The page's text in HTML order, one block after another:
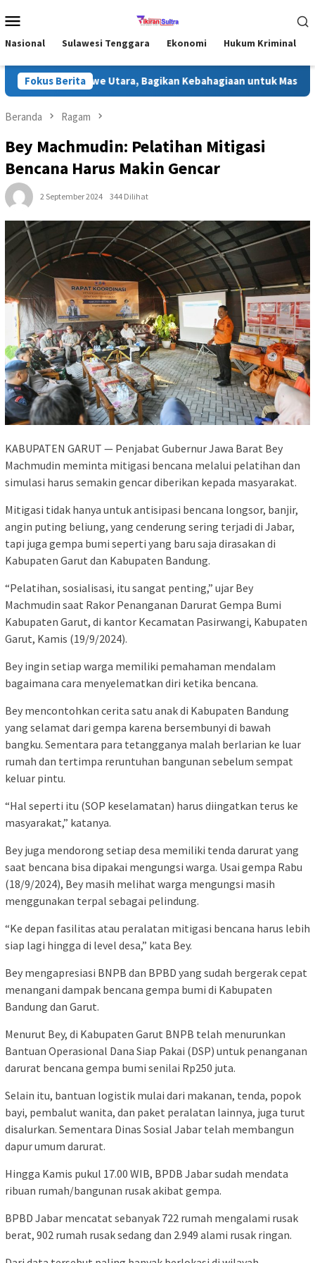
ke
Mobile
Nasional Sulawesi Tenggara Ekonomi Hukum Kriminal
Fokus Berita
di Konawe Utara, Bagikan Kebahagiaan untuk Masyarakat
Beranda Ragam
Bey Machmudin: Pelatihan Mitigasi
Bencana Harus Makin Gencar
2 September 2024 344 Dilihat
KABUPATEN GARUT — Penjabat Gubernur Jawa Barat Bey
Machmudin meminta mitigasi bencana melalui pelatihan dan
simulasi harus semakin gencar diberikan kepada masyarakat.
Mitigasi tidak hanya untuk antisipasi bencana longsor, banjir,
angin puting beliung, yang cenderung sering terjadi di Jabar,
tapi juga gempa bumi seperti yang baru saja dirasakan di
Kabupaten Garut dan Kabupaten Bandung.
“Pelatihan, sosialisasi, itu sangat penting,” ujar Bey
Machmudin saat Rakor Penanganan Darurat Gempa Bumi
Kabupaten Garut, di kantor Kecamatan Pasirwangi, Kabupaten
Garut, Kamis (19/9/2024).
Bey ingin setiap warga memiliki pemahaman mendalam
bagaimana cara menyelematkan diri ketika bencana.
Bey mencontohkan cerita satu anak di Kabupaten Bandung
yang selamat dari gempa karena bersembunyi di bawah
bangku. Sementara para tetangganya malah berlarian ke luar
rumah dan tertimpa reruntuhan bangunan sebelum sempat
keluar pintu.
“Hal seperti itu (SOP keselamatan) harus diingatkan terus ke
masyarakat,” katanya.
Bey juga mendorong setiap desa memiliki tenda darurat yang
saat bencana bisa dipakai mengungsi warga. Usai gempa Rabu
(18/9/2024), Bey masih melihat warga mengungsi masih
menggunakan terpal sebagai pelindung.
“Ke depan fasilitas atau peralatan mitigasi bencana harus lebih
siap lagi hingga di level desa,” kata Bey.
Bey mengapresiasi BNPB dan BPBD yang sudah bergerak cepat
menangani dampak bencana gempa bumi di Kabupaten
Bandung dan Garut.
Menurut Bey, di Kabupaten Garut BNPB telah menurunkan
Bantuan Operasional Dana Siap Pakai (DSP) untuk penanganan
darurat bencana gempa bumi senilai Rp250 juta.
Selain itu, bantuan logistik mulai dari makanan, tenda, popok
bayi, pembalut wanita, dan paket peralatan lainnya, juga turut
disalurkan. Sementara Dinas Sosial Jabar telah membangun
dapur umum darurat.
Hingga Kamis pukul 17.00 WIB, BPDB Jabar sudah mendata
ribuan rumah/bangunan rusak akibat gempa.
BPBD Jabar mencatat sebanyak 722 rumah mengalami rusak
berat, 902 rumah rusak sedang dan 2.949 alami rusak ringan.